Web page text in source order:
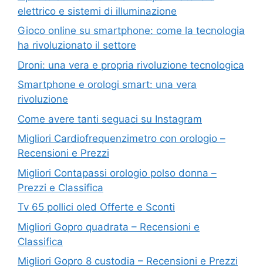
elettrico e sistemi di illuminazione
Gioco online su smartphone: come la tecnologia
ha rivoluzionato il settore
Droni: una vera e propria rivoluzione tecnologica
Smartphone e orologi smart: una vera
rivoluzione
Come avere tanti seguaci su Instagram
Migliori Cardiofrequenzimetro con orologio –
Recensioni e Prezzi
Migliori Contapassi orologio polso donna –
Prezzi e Classifica
Tv 65 pollici oled Offerte e Sconti
Migliori Gopro quadrata – Recensioni e
Classifica
Migliori Gopro 8 custodia – Recensioni e Prezzi